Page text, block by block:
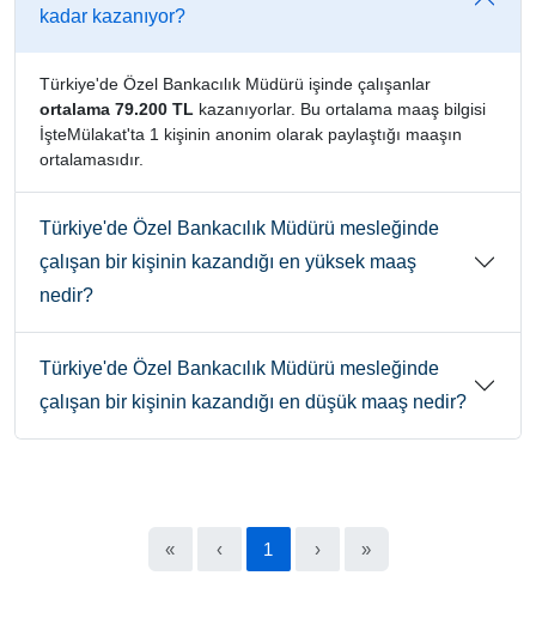
kadar kazanıyor?
Türkiye'de Özel Bankacılık Müdürü işinde çalışanlar
ortalama 79.200 TL kazanıyorlar. Bu ortalama maaş bilgisi
İşteMülakat'ta 1 kişinin anonim olarak paylaştığı maaşın
ortalamasıdır.
Türkiye'de Özel Bankacılık Müdürü mesleğinde
çalışan bir kişinin kazandığı en yüksek maaş
nedir?
Türkiye'de Özel Bankacılık Müdürü mesleğinde
çalışan bir kişinin kazandığı en düşük maaş nedir?
« ‹ 1 › »